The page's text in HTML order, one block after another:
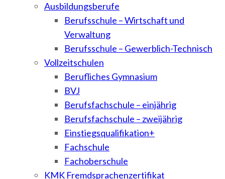
Ausbildungsberufe
Berufsschule – Wirtschaft und
Verwaltung
Berufsschule – Gewerblich-Technisch
Vollzeitschulen
Berufliches Gymnasium
BVJ
Berufsfachschule – einjährig
Berufsfachschule – zweijährig
Einstiegsqualifikation+
Fachschule
Fachoberschule
KMK Fremdsprachenzertifikat